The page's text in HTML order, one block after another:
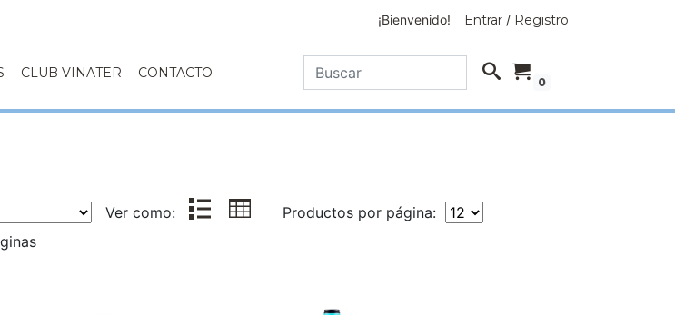
¡Bienvenido! Entrar / Registro
CLUB VINATER CONTACTO
0
Ver como:
Productos por página: